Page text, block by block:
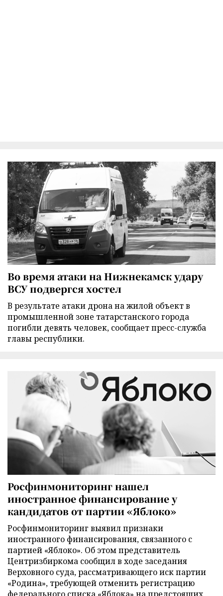
Во время атаки на Нижнекамск удару
ВСУ подвергся хостел
В результате атаки дрона на жилой объект в
промышленной зоне татарстанского города
погибли девять человек, сообщает пресс-служба
главы республики.
Росфинмониторинг нашел
иностранное финансирование у
кандидатов от партии «Яблоко»
Росфинмониторинг выявил признаки
иностранного финансирования, связанного с
партией «Яблоко». Об этом представитель
Центризбиркома сообщил в ходе заседания
Верховного суда, рассматривающего иск партии
«Родина», требующей отменить регистрацию